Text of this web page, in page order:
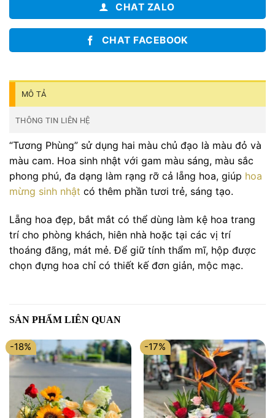
CHAT ZALO
CHAT FACEBOOK
MÔ TẢ
THÔNG TIN LIÊN HỆ
“Tương Phùng” sử dụng hai màu chủ đạo là màu đỏ và
màu cam. Hoa sinh nhật với gam màu sáng, màu sắc
phong phú, đa dạng làm rạng rỡ cả lẵng hoa, giúp hoa
mừng sinh nhật có thêm phần tươi trẻ, sáng tạo.
Lẵng hoa đẹp, bắt mắt có thể dùng làm kệ hoa trang
trí cho phòng khách, hiên nhà hoặc tại các vị trí
thoáng đãng, mát mẻ. Để giữ tính thẩm mĩ, hộp được
chọn đựng hoa chỉ có thiết kế đơn giản, mộc mạc.
SẢN PHẨM LIÊN QUAN
-18% -17%